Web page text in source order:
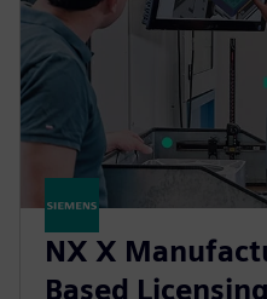
NX X
Based Licensing